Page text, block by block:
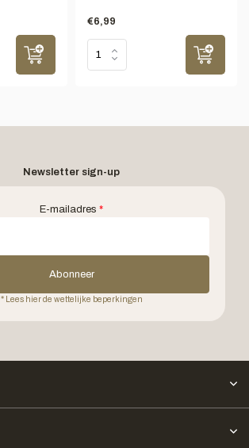
€6,99
Newsletter sign-up
E-mailadres *
Abonneer
* Lees hier de wettelijke beperkingen